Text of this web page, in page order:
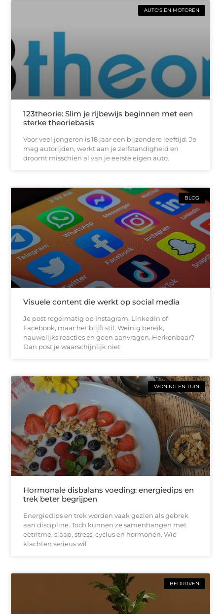
AUTO'S EN MOTOREN
123theorie: Slim je rijbewijs beginnen met een
sterke theoriebasis
Voor veel jongeren is 18 jaar een bijzondere leeftijd. Je
mag autorijden, werkt aan je zelfstandigheid en
droomt misschien al van je eerste eigen auto.
BLOG
Visuele content die werkt op social media
Je post regelmatig op Instagram, LinkedIn of
Facebook, maar het blijft stil. Weinig bereik,
nauwelijks reacties en geen aanvragen. Herkenbaar?
Dan post je waarschijnlijk niet
WONING EN TUIN
Hormonale disbalans voeding: energiedips en
trek beter begrijpen
Energiedips en trek worden vaak gezien als gebrek
aan discipline. Toch kunnen ze samenhangen met
eetritme, slaap, stress, cyclus en hormonen. Wie
klachten serieus wil
BEDRIJVEN